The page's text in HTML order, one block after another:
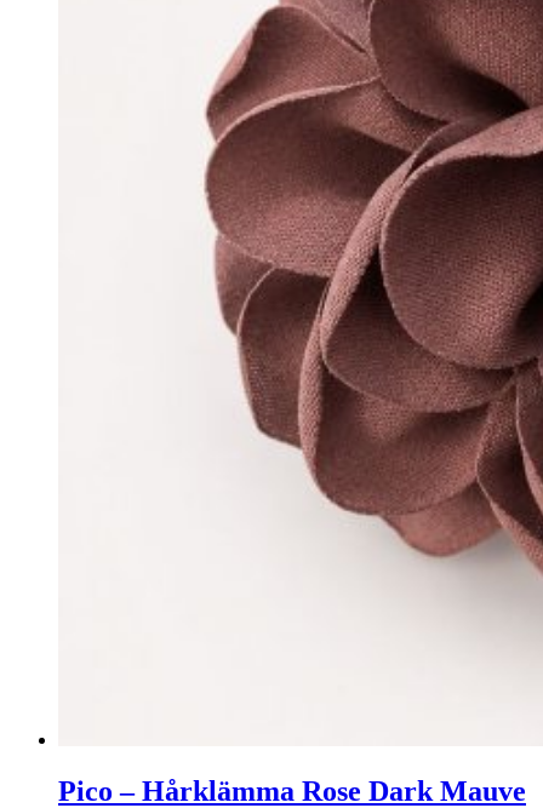
Pico – Hårklämma Rose Dark Mauve